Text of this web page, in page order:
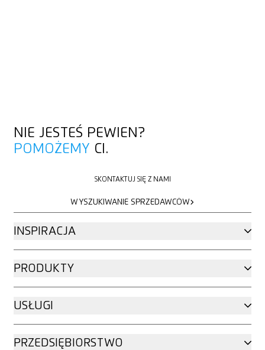
NIE JESTEŚ PEWIEN?
POMOŻEMY CI.
SKONTAKTUJ SIĘ Z NAMI
WYSZUKIWANIE SPRZEDAWCÓW
INSPIRACJA
PRODUKTY
USŁUGI
PRZEDSIĘBIORSTWO